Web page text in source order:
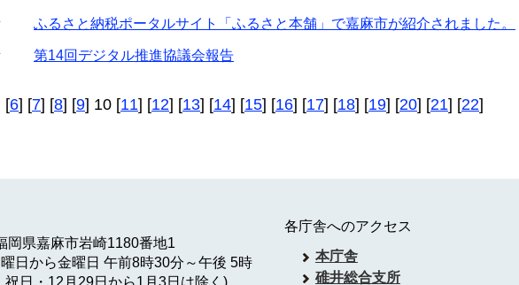
ふるさと納税ポータルサイト「ふるさと本舗」で嘉麻市が紹介されました。
第14回デジタル推進協議会報告
[6] [7] [8] [9] 10 [11] [12] [13] [14] [15] [16] [17] [18] [19] [20] [21] [22]
岡県嘉麻市岩崎1180番地1
日から金曜日 午前8時30分～午後 5時
祝日・12月29日から1月3日は除く)
各庁舎へのアクセス
本庁舎
碓井総合支所